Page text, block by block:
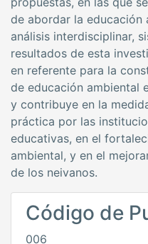
de abordar la educación
análisis interdisciplinar,
resultados de esta
en referente para la
de educación ambiental
y contribuye en la
práctica por las
educativas, en el
ambiental, y en el
de los neivanos.
Código de
006